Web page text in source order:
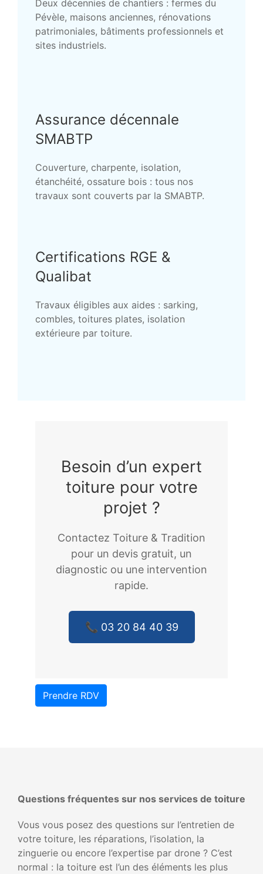
Deux décennies de chantiers : fermes du
Pévèle, maisons anciennes, rénovations
patrimoniales, bâtiments professionnels et
sites industriels.
Assurance décennale
SMABTP
Couverture, charpente, isolation,
étanchéité, ossature bois : tous nos
travaux sont couverts par la SMABTP.
Certifications RGE &
Qualibat
Travaux éligibles aux aides : sarking,
combles, toitures plates, isolation
extérieure par toiture.
Besoin d’un expert
toiture pour votre
projet ?
Contactez Toiture & Tradition
pour un devis gratuit, un
diagnostic ou une intervention
rapide.
📞 03 20 84 40 39
Prendre RDV
Questions fréquentes sur nos services de toiture
Vous vous posez des questions sur l’entretien de
votre toiture, les réparations, l’isolation, la
zinguerie ou encore l’expertise par drone ? C’est
normal : la toiture est l’un des éléments les plus